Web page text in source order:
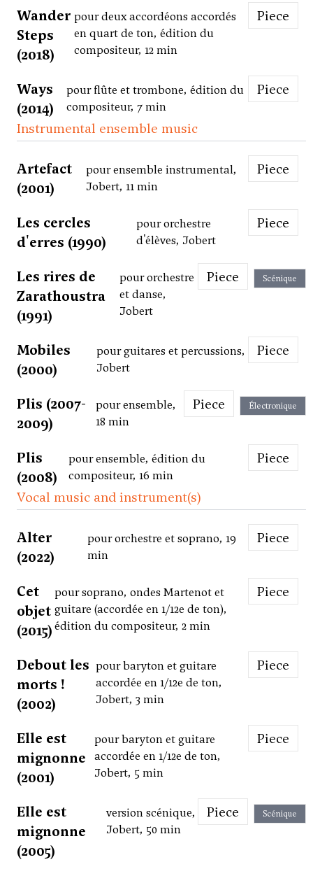
Wander
Steps
(2018)
pour deux accordéons accordés
en quart de ton, édition du
compositeur, 12 min
Piece
Ways
(2014)
pour flûte et trombone, édition du
compositeur, 7 min
Piece
Instrumental ensemble music
Artefact
(2001)
pour ensemble instrumental,
Jobert, 11 min
Piece
Les cercles
d'erres (1990)
pour orchestre
d'élèves, Jobert
Piece
Les rires de
Zarathoustra
(1991)
pour orchestre
et danse,
Jobert
Piece Scénique
Mobiles
(2000)
pour guitares et percussions,
Jobert
Piece
Plis (2007-
2009)
pour ensemble,
18 min
Piece Électronique
Plis
(2008)
pour ensemble, édition du
compositeur, 16 min
Piece
Vocal music and instrument(s)
Alter
(2022)
pour orchestre et soprano, 19
min
Piece
Cet
objet
(2015)
pour soprano, ondes Martenot et
guitare (accordée en 1/12e de ton),
édition du compositeur, 2 min
Piece
Debout les
morts !
(2002)
pour baryton et guitare
accordée en 1/12e de ton,
Jobert, 3 min
Piece
Elle est
mignonne
(2001)
pour baryton et guitare
accordée en 1/12e de ton,
Jobert, 5 min
Piece
Elle est
mignonne
(2005)
version scénique,
Jobert, 50 min
Piece Scénique